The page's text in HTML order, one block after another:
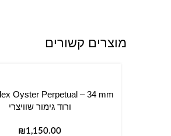
מוצרים קשורים
הוספה לסל
ורוד גימור שוויצרי
₪